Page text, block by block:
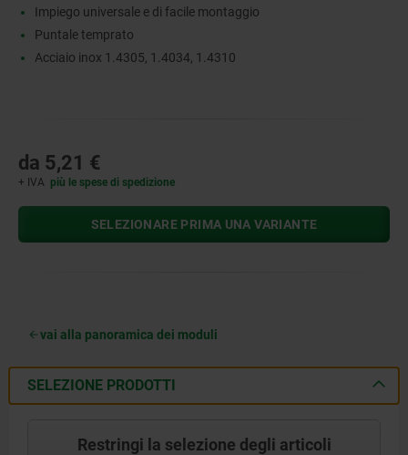
Impiego universale e di facile montaggio
Puntale temprato
Acciaio inox 1.4305, 1.4034, 1.4310
da 5,21 €
+ IVA più le spese di spedizione
SELEZIONARE PRIMA UNA VARIANTE
vai alla panoramica dei moduli
SELEZIONE PRODOTTI
Restringi la selezione degli articoli